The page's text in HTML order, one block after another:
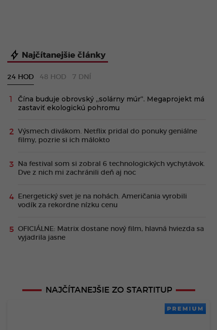
Najčítanejšie články
24 HOD 48 HOD 7 DNÍ
Čína buduje obrovský „solárny múr“. Megaprojekt má
zastaviť ekologickú pohromu
Výsmech divákom. Netflix pridal do ponuky geniálne
filmy, pozrie si ich málokto
Na festival som si zobral 6 technologických vychytávok.
Dve z nich mi zachránili deň aj noc
Energetický svet je na nohách. Američania vyrobili
vodík za rekordne nízku cenu
OFICIÁLNE: Matrix dostane nový film, hlavná hviezda sa
vyjadrila jasne
NAJČÍTANEJŠIE ZO STARTITUP
PREMIUM